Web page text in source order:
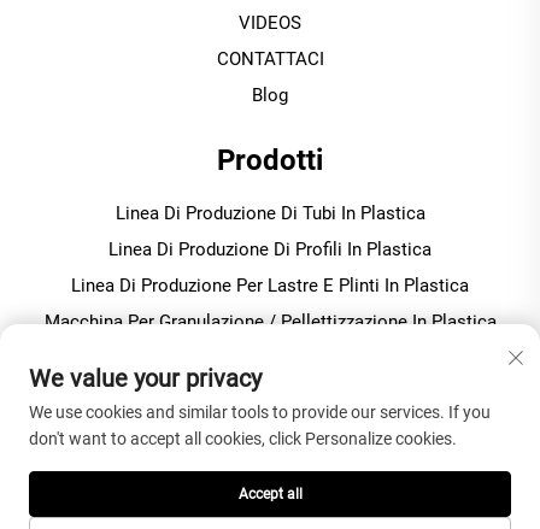
VIDEOS
CONTATTACI
Blog
Prodotti
Linea Di Produzione Di Tubi In Plastica
Linea Di Produzione Di Profili In Plastica
Linea Di Produzione Per Lastre E Plinti In Plastica
Macchina Per Granulazione / Pellettizzazione In Plastica
INFORMAZIONI SULL'AZIENDA
Informativa sulla privacy
We value your privacy
We use cookies and similar tools to provide our services. If you
don't want to accept all cookies, click Personalize cookies.
Accept all